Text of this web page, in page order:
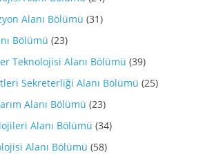
Alanı Bölümü (31)
Bölümü (23)
Teknolojisi Alanı Bölümü (39)
Sekreterliği Alanı Bölümü (25)
Alanı Bölümü (23)
Alanı Bölümü (34)
Alanı Bölümü (58)